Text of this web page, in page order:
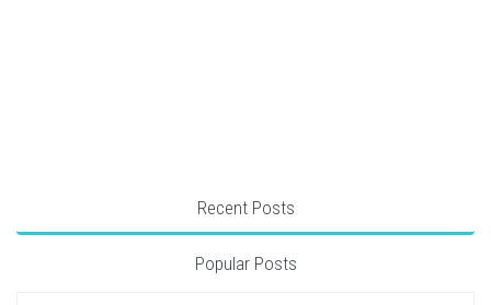
Recent Posts
Popular Posts